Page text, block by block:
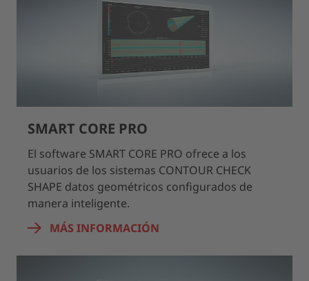
SMART CORE PRO
El software SMART CORE PRO ofrece a los
usuarios de los sistemas CONTOUR CHECK
SHAPE datos geométricos configurados de
manera inteligente.
MÁS INFORMACIÓN